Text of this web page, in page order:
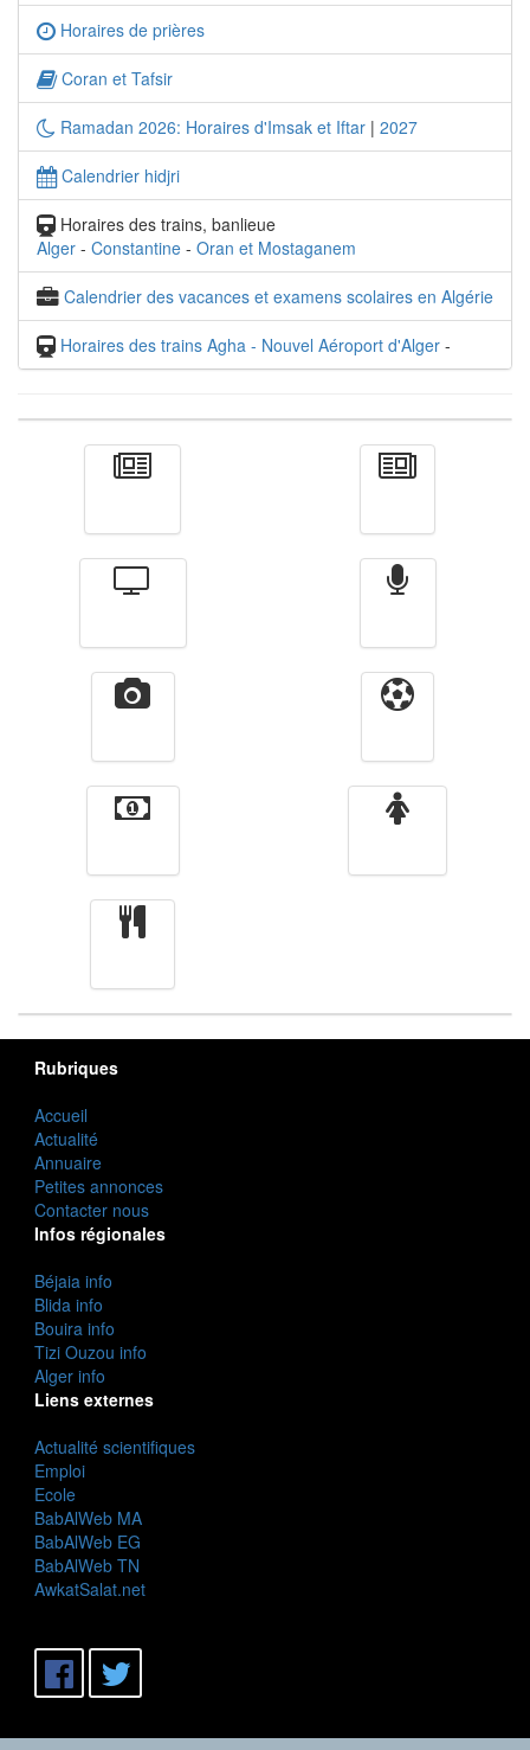
Horaires de prières
Coran et Tafsir
Ramadan 2026: Horaires d'Imsak et Iftar | 2027
Calendrier hidjri
Horaires des trains, banlieue
Alger - Constantine - Oran et Mostaganem
Calendrier des vacances et examens scolaires en Algérie
Horaires des trains Agha - Nouvel Aéroport d'Alger -
Rubriques
Accueil
Actualité
Annuaire
Petites annonces
Contacter nous
Infos régionales
Béjaia info
Blida info
Bouira info
Tizi Ouzou info
Alger info
Liens externes
Actualité scientifiques
Emploi
Ecole
BabAlWeb MA
BabAlWeb EG
BabAlWeb TN
AwkatSalat.net